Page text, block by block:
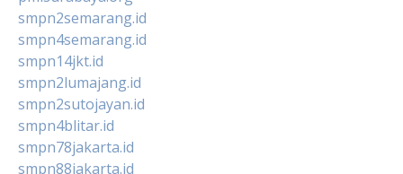
smpn2semarang.id
smpn4semarang.id
smpn14jkt.id
smpn2lumajang.id
smpn2sutojayan.id
smpn4blitar.id
smpn78jakarta.id
smpn88jakarta.id